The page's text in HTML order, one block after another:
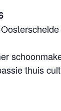
thuis